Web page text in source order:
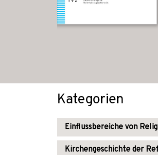
Kategorien
Einflussbereiche von
Kirchengeschichte der